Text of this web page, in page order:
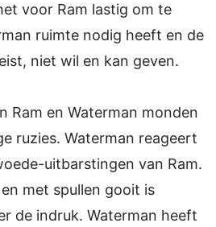
voor Ram lastig om te
ruimte nodig heeft en de
niet wil en kan geven.
Ram en Waterman monden
ruzies. Waterman reageert
uitbarstingen van Ram.
met spullen gooit is
de indruk. Waterman heeft